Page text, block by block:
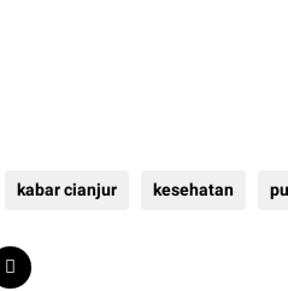
kabar cianjur kesehatan